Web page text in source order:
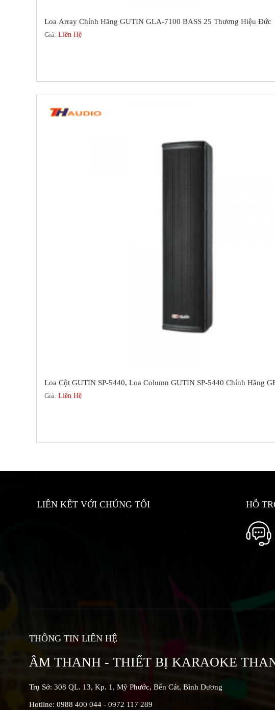
Loa Array Chính Hãng GUTIN GLA-7100 BASS 25 Thương Hiệu Đức
Giá: Liên Hệ
Loa Cột GUTIN SP-5440, Loa Column GUTIN SP-5440 Chính Hãng
Giá: Liên Hệ
LIÊN KẾT VỚI CHÚNG TÔI HỖ
THÔNG TIN LIÊN HỆ
ÂM THANH - THIẾT BỊ KARAOKE
Trụ Sở: 308 QL. 13, Kp. 1, Mỹ Phước, Bến Cát, Bình Dương
Hotline: 0988 400 044 - 0972 117 289